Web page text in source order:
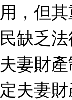
用，但
民缺乏
夫妻財
定夫妻